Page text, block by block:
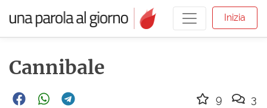
Inizia
Cannibale
9 3